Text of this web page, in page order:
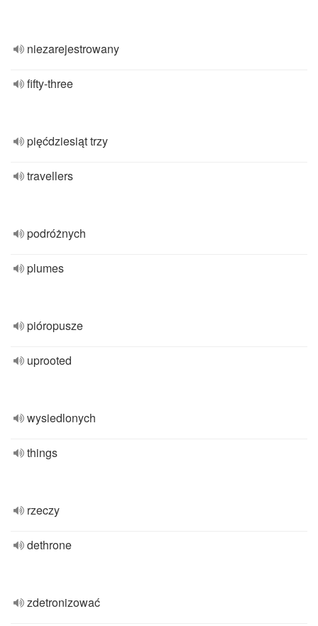
niezarejestrowany
fifty-three
pięćdziesiąt trzy
travellers
podróżnych
plumes
pióropusze
uprooted
wysiedlonych
things
rzeczy
dethrone
zdetronizować